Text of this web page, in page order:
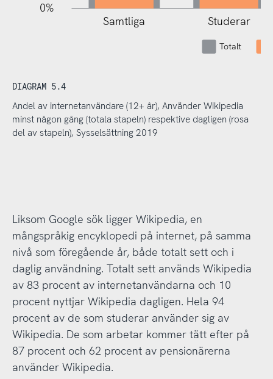
0%
Samtliga Studerar
Totalt
DIAGRAM 5.4
Andel av internetanvändare (12+ år), Använder Wikipedia
minst någon gång (totala stapeln) respektive dagligen (rosa
del av stapeln), Sysselsättning 2019
Liksom Google sök ligger Wikipedia, en
mångspråkig encyklopedi på internet, på samma
nivå som föregående år, både totalt sett och i
daglig användning. Totalt sett används Wikipedia
av 83 procent av internetanvändarna och 10
procent nyttjar Wikipedia dagligen. Hela 94
procent av de som studerar använder sig av
Wikipedia. De som arbetar kommer tätt efter på
87 procent och 62 procent av pensionärerna
använder Wikipedia.